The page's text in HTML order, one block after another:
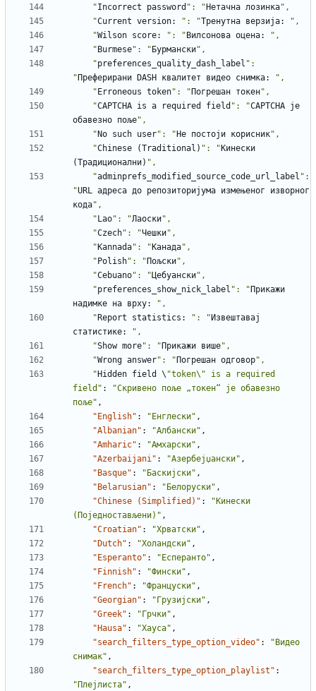
    "
Incorrect password ": " Нетачна лозинка
    "
Current version: ": "Тренутна верзија:
    "
Wilson score: ": " Вилсонова оцена:
    "
Burmese": " Бурмански
    "
preferences_quality_dash_label ":
" Преферирани DASH квалитет видео снимка:
    "
Erroneous token": " Погрешан токен
    "
CAPTCHA is a required field ": "CAPTCHA је
обавезно поље
    "
No such user": " Не постоји корисник
    "
Chinese (Traditional) ": " Кинески
(Традиционални)
    "
adminprefs_modified_source_code_url_label ":
"URL адреса до репозиторијума измењеног
изворног
кода
    "
Lao": "Лаоски
    "
Czech": "Чешки
    "
Kannada": " Канада
    "
Polish": " Пољски
    "
Cebuano": "Цебуански
    "
preferences_show_nick_label ": " Прикажи
надимке на врху:
    "
Report statistics : ": " Извештавај
статистике:
    "
Show more": " Прикажи више
    "
Wrong answer": " Погрешан одговор
    "
Hidden field \ "token\" is a required
field" :
"Скривено поље „токен“ је обавезно
поље" ,
"English" : "Енглески" ,
"Albanian" : "Албански" ,
"Amharic" : "Амхарски" ,
"Azerbaijani" : "Азербејџански" ,
"Basque" : "Баскијски" ,
"Belarusian" : "Белоруски" ,
"Chinese (Simplified)" :
"Кинески
(Поједностављени)" ,
"Croatian" : "Хрватски" ,
"Dutch" : "Холандски" ,
"Esperanto" : "Есперанто" ,
"Finnish" : "Фински" ,
"French" : "Француски" ,
"Georgian" : "Грузијски" ,
"Greek" : "Грчки" ,
"Hausa" : "Хауса" ,
"search_filters_type_option_video" :
"Видео
снимак" ,
"search_filters_type_option_playlist" :
"Плејлиста" ,